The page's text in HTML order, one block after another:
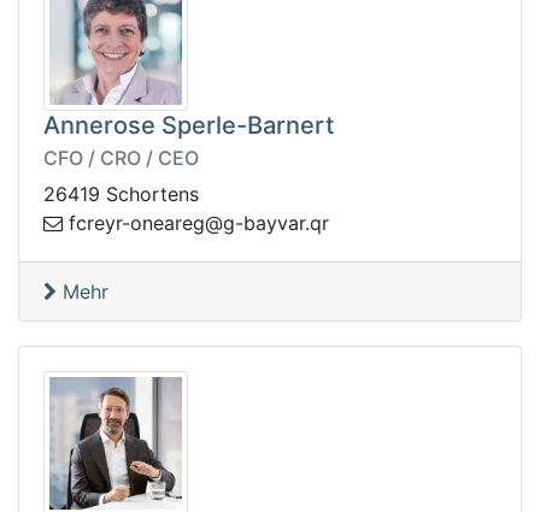
Annerose Sperle-Barnert
CFO / CRO / CEO
26419 Schortens
rq.ravyab-g@geraeno-ryerc
f
Mehr